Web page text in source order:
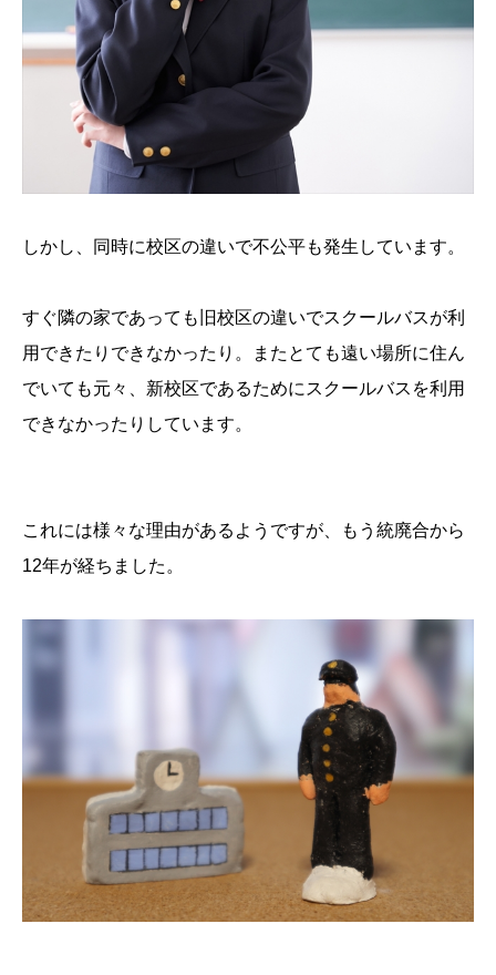
しかし、同時に校区の違いで不公平も発生しています。
すぐ隣の家であっても旧校区の違いでスクールバスが利
用できたりできなかったり。またとても遠い場所に住ん
でいても元々、新校区であるためにスクールバスを利用
できなかったりしています。
これには様々な理由があるようですが、もう統廃合から
12年が経ちました。